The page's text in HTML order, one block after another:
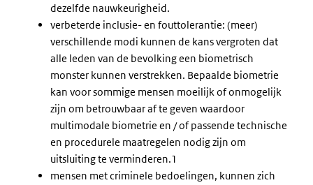
dezelfde nauwkeurigheid.
verbeterde inclusie- en fouttolerantie: (meer)
verschillende modi kunnen de kans vergroten dat
alle leden van de bevolking een biometrisch
monster kunnen verstrekken. Bepaalde biometrie
kan voor sommige mensen moeilijk of onmogelijk
zijn om betrouwbaar af te geven waardoor
multimodale biometrie en / of passende technische
en procedurele maatregelen nodig zijn om
uitsluiting te verminderen.1
mensen met criminele bedoelingen, kunnen zich